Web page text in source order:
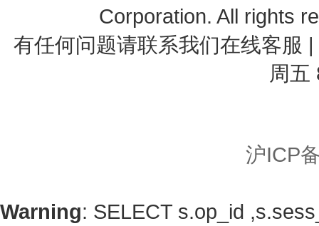
Corporation. All rights
有任何问题请联系我们在线客服
周五
沪ICP
Warning: SELECT s.op_id